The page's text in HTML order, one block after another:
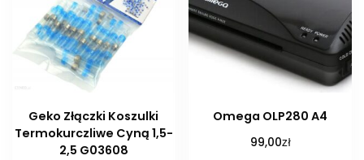
Geko Złączki Koszulki
Termokurczliwe Cyną 1,5-
2,5 G03608
Omega OLP280 A4
99,00zł